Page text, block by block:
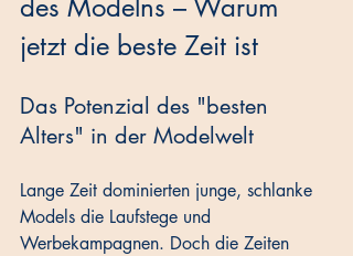
des Modelns – Warum
jetzt die beste Zeit ist
Das Potenzial des "besten
Alters" in der Modelwelt
Lange Zeit dominierten junge, schlanke
Models die Laufstege und
Werbekampagnen. Doch die Zeiten